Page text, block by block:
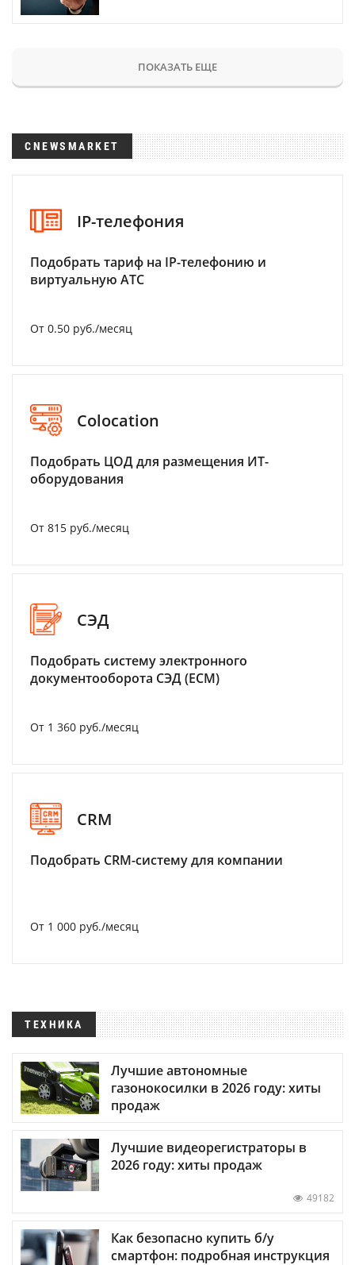
ПОКАЗАТЬ ЕЩЕ
CNEWSMARKET
IP-телефония
Подобрать тариф на IP-телефонию и
виртуальную АТС
От 0.50 руб./месяц
Colocation
Подобрать ЦОД для размещения ИТ-
оборудования
От 815 руб./месяц
СЭД
Подобрать систему электронного
документооборота СЭД (ECM)
От 1 360 руб./месяц
CRM
Подобрать CRM-систему для компании
От 1 000 руб./месяц
ТЕХНИКА
Лучшие автономные
газонокосилки в 2026 году: хиты
продаж
Лучшие видеорегистраторы в
2026 году: хиты продаж
49182
Как безопасно купить б/у
смартфон: подробная инструкция